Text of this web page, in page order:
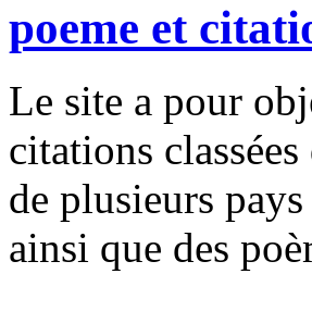
poeme et
Le site a pour
citations
de plusieurs
ainsi que des